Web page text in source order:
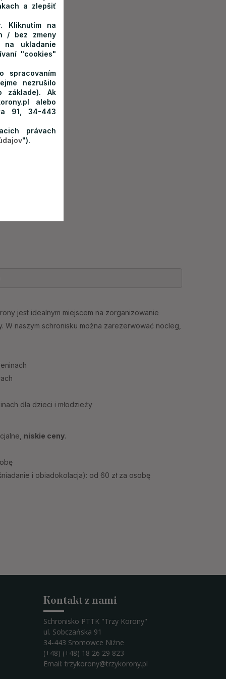
jest idealnym miejscem na zorganizowanie
W naszym schronisku można zarezerwować nocleg,
dla dzieci i młodzieży
niskie ceny.
i obiadokolacja): od 60 zł za osobę
Kontakt z nami
Schronisko PTTK "Trzy Korony"
ul. Sobczańska 91
34-443 Sromowce Niżne
(+48) (+48) 18 26 29 823
Email: trzykorony@trzykorony.pl
a zlepšiť
Kliknutím na
/ bez zmeny
ukladanie
"cookies"
spracovaním
nezrušilo
základe). Ak
alebo
91, 34-443
právach
").